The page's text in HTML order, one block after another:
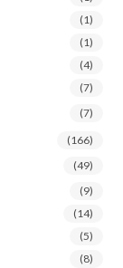
(1)
(1)
(4)
(7)
(7)
(166)
(49)
(9)
(14)
(5)
(8)